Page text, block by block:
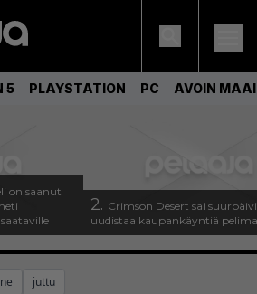
5 PLAYSTATION PC AVOIN
on saanut
2. Crimson Desert sai
uudistaa kaupankäyntiä
juttu